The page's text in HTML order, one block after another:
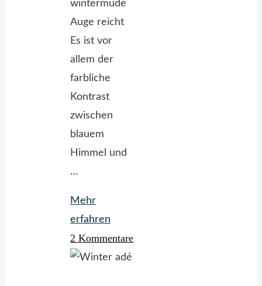
wintermüde
Auge reicht
Es ist vor
allem der
farbliche
Kontrast
zwischen
blauem
Himmel und
…
Mehr
erfahren
in
Gelb
2 Kommentare